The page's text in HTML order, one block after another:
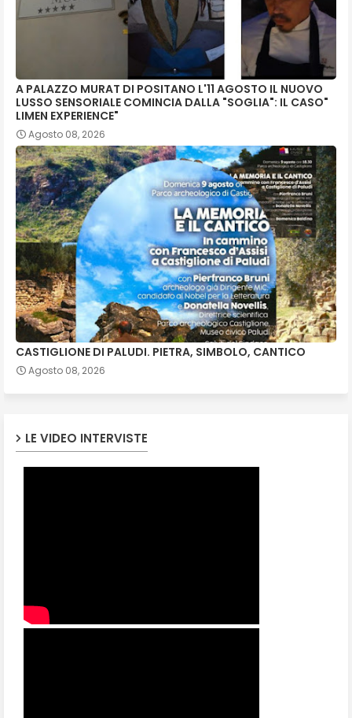
A PALAZZO MURAT DI POSITANO L'11 AGOSTO IL NUOVO
LUSSO SENSORIALE COMINCIA DALLA "SOGLIA": IL CASO"
LIMEN EXPERIENCE"
Agosto 08, 2026
CASTIGLIONE DI PALUDI. PIETRA, SIMBOLO, CANTICO
Agosto 08, 2026
LE VIDEO INTERVISTE